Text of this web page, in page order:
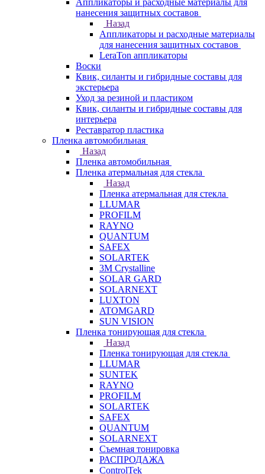
Аппликаторы и расходные материалы для
нанесения защитных составов
Назад
Аппликаторы и расходные материалы
для нанесения защитных составов
LeraTon аппликаторы
Воски
Квик, силанты и гибридные составы для
экстерьера
Уход за резиной и пластиком
Квик, силанты и гибридные составы для
интерьера
Реставратор пластика
Пленка автомобильная
Назад
Пленка автомобильная
Пленка атермальная для стекла
Назад
Пленка атермальная для стекла
LLUMAR
PROFILM
RAYNO
QUANTUM
SAFEX
SOLARTEK
3M Crystalline
SOLAR GARD
SOLARNEXT
LUXTON
ATOMGARD
SUN VISION
Пленка тонирующая для стекла
Назад
Пленка тонирующая для стекла
LLUMAR
SUNTEK
RAYNO
PROFILM
SOLARTEK
SAFEX
QUANTUM
SOLARNEXT
Съемная тонировка
РАСПРОДАЖА
ControlTek